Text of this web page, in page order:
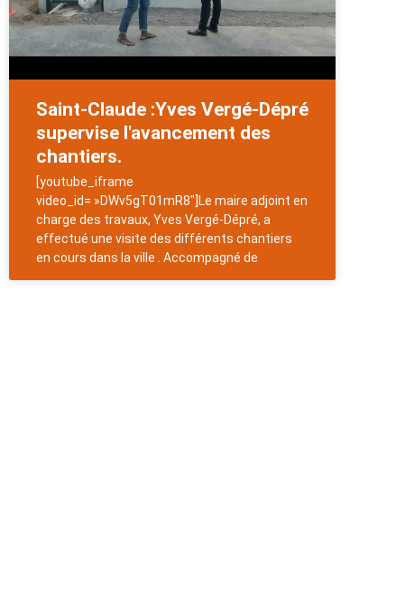
Saint-Claude :Yves Vergé-Dépré
supervise l'avancement des
chantiers.
[youtube_iframe
video_id= »DWv5gT01mR8″]Le maire adjoint en
charge des travaux, Yves Vergé-Dépré, a
effectué une visite des différents chantiers
en cours dans la ville . Accompagné de